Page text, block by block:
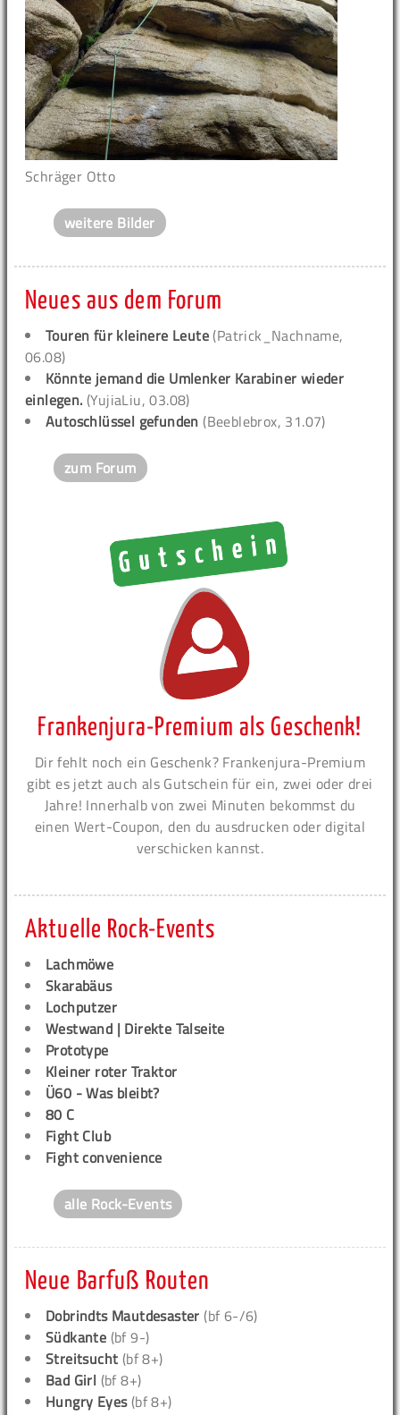
Schräger Otto
weitere Bilder
Neues aus dem Forum
Touren für kleinere Leute (Patrick_Nachname,
06.08)
Könnte jemand die Umlenker Karabiner wieder
einlegen. (YujiaLiu, 03.08)
Autoschlüssel gefunden (Beeblebrox, 31.07)
zum Forum
Frankenjura-Premium als Geschenk!
Dir fehlt noch ein Geschenk? Frankenjura-Premium
gibt es jetzt auch als Gutschein für ein, zwei oder drei
Jahre! Innerhalb von zwei Minuten bekommst du
einen Wert-Coupon, den du ausdrucken oder digital
verschicken kannst.
Aktuelle Rock-Events
Lachmöwe
Skarabäus
Lochputzer
Westwand | Direkte Talseite
Prototype
Kleiner roter Traktor
Ü60 - Was bleibt?
80 C
Fight Club
Fight convenience
alle Rock-Events
Neue Barfuß Routen
Dobrindts Mautdesaster (bf 6-/6)
Südkante (bf 9-)
Streitsucht (bf 8+)
Bad Girl (bf 8+)
Hungry Eyes(bf 8+)